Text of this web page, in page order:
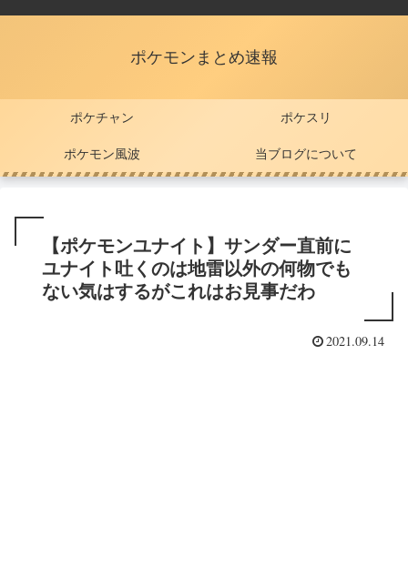
ポケモンまとめ速報
ポケチャン ポケスリ
ポケモン風波 当ブログについて
【ポケモンユナイト】サンダー直前に
ユナイト吐くのは地雷以外の何物でも
ない気はするがこれはお見事だわ
2021.09.14